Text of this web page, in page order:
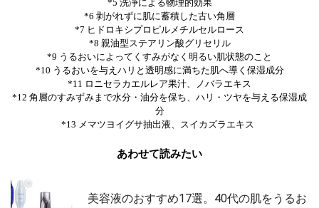
*5 洗浄による物理的効果
*6 剥がれずに肌に蓄積した古い角層
*7 ヒドロキシプロピルメチルセルロース
*8 親油型ステアリン酸グリセリル
*9 うるおいによってくすみがなく明るい肌状態のこと
*10 うるおいを与えハリと透明感に満ちた肌へ導く保湿成分
*11 ロニセラカエルレア果汁、ノバラエキス
*12 角層のすみずみまで水分・油分を保ち、ハリ・ツヤを与える保湿成
分
*13 メマツヨイグサ抽出液、スイカズラエキス
あわせて読みたい
美容液のおすすめ17選。40代の肌をうるお